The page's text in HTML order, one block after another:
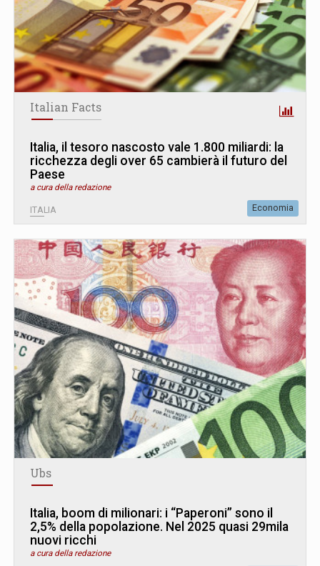
Italian Facts
Italia, il tesoro nascosto vale 1.800 miliardi: la
ricchezza degli over 65 cambierà il futuro del
Paese
a cura della redazione
ITALIA Economia
Ubs
Italia, boom di milionari: i “Paperoni” sono il
2,5% della popolazione. Nel 2025 quasi 29mila
nuovi ricchi
a cura della redazione